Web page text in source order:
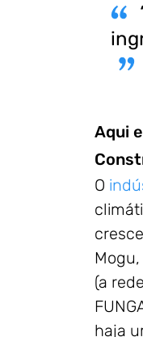
Aqui
O
(a
haja